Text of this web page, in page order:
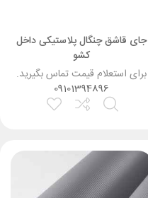
جای قاشق چنگال پلاستیکی داخل
کشو
برای استعلام قیمت تماس بگیرید.
09101394896